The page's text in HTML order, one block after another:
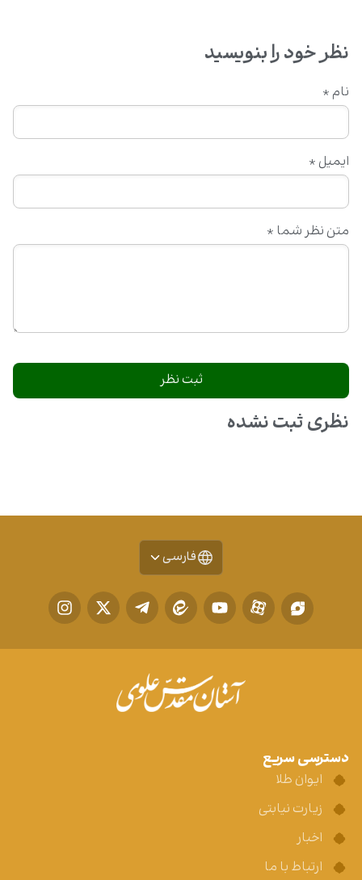
نظر خود را بنویسید
متن نظر شما *
نام *
ایمیل *
نظری ثبت نشده
فارسی
دسترسی سریع
ایوان طلا
زیارت نیابتی
اخبار
ارتباط با ما